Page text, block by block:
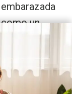
un
de
antes de